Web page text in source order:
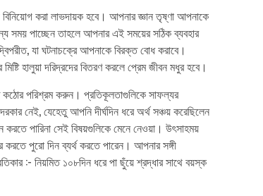
করা লাভদায়ক হবে। আপনার জ্ঞান তৃষ্ণা আপনাকে
সময় পাচ্ছেন তাহলে আপনার এই সময়ের সঠিক ব্যবহার
যা ঘটনাচক্রে আপনাকে বিরক্ত বোধ করাবে।
হালুয়া দরিদ্রদের বিতরণ করলে প্রেম জীবন মধুর হবে।
পরিশ্রম করুন। প্রতিকূলতাগুলিকে সাফল্যর
নেই, যেহেতু আপনি দীর্ঘদিন ধরে অর্থ সঞ্চয় করেছিলেন
পারিনা সেই বিষয়গুলিকে মেনে নেওয়া। উৎসাহময়
পুরো দিন ব্যর্থ করতে পারেন। আপনার সঙ্গী
:- নিয়মিত ১০৮দিন ধরে পা ছুঁয়ে শ্রদ্ধার সাথে বয়স্ক